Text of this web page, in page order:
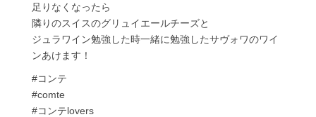
足りなくなったら
隣りのスイスのグリュイエールチーズと
ジュラワイン勉強した時一緒に勉強したサヴォワのワイ
ンあけます！
#コンテ
#comte
#コンテlovers